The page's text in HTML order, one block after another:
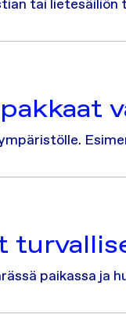
tai lietesäiliön
paikassa ja